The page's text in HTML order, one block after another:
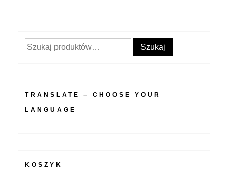
Szukaj: Szukaj
TRANSLATE – CHOOSE YOUR
LANGUAGE
KOSZYK